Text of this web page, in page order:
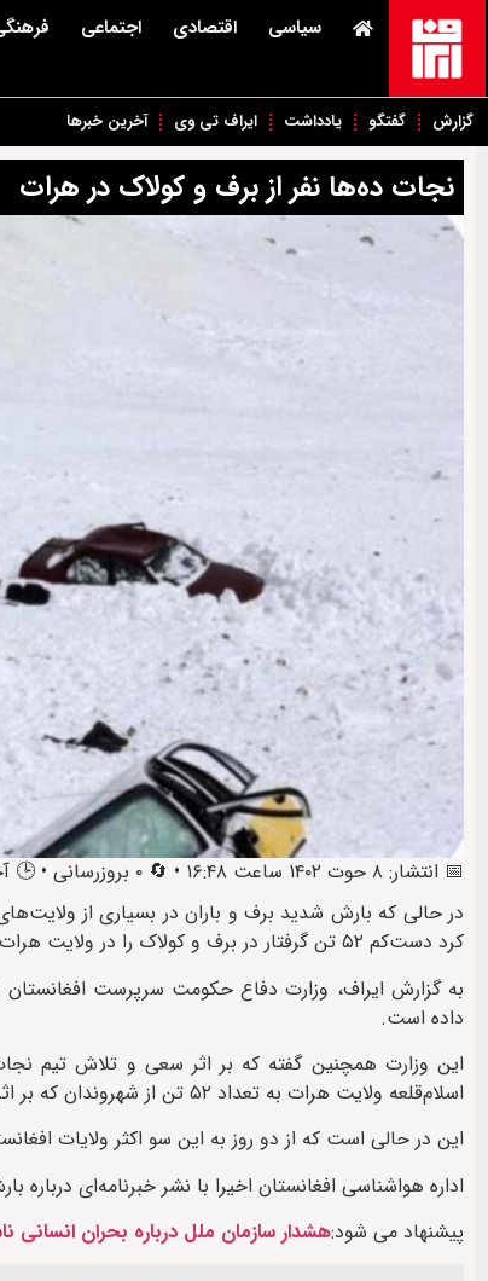
سیاسی اقتصادی اجتماعی
گزارش گفتگو یادداشت ایراف تی وی آخرین خبرها
نجات ده‌ها نفر از برف و کولاک در هرات
📅 انتشار: ۸ حوت ۱۴۰۲ ساعت ۱۶:۴۸ • 🔄 ۰ بروزرسانی • 🕒 آخرین: ۸ حوت ۱۴۰۲ ساعت ۲۰:۱۶
در حالی‌ که بارش شدید برف و باران در بسیاری از
کرد دست‌کم ۵۲ تن گرفتار در برف و کولاک را در ولایت هرات نجات داده‌ است.
داده است.
اسلام‌قلعه ولایت هرات به تعداد ۵۲ تن از شهروندان که بر اثر‌ بارش برف شدید شب گذشته در برف گیر مانده بودند نجات داده شدند.
این در حالی است که از دو روز به این سو اکثر ولایات
اداره هواشناسی افغانستان اخیرا با نشر خبرنامه‌ای درباره بارش برف شدید در ۲۴
پیشنهاد می شود:هشدار سازمان ملل درباره بحران انسانی